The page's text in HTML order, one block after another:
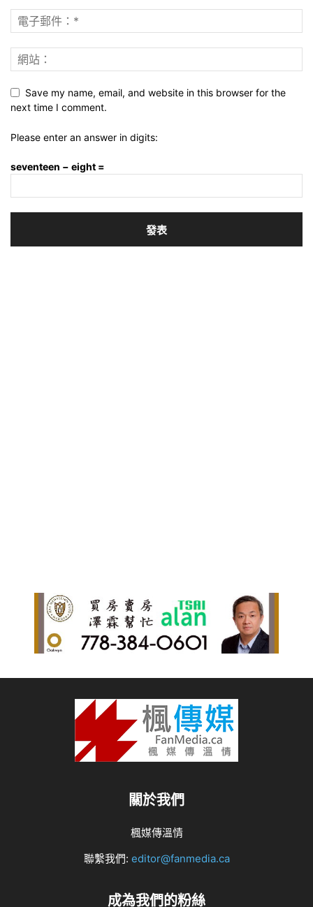
Save my name, email, and website in this browser for the
next time I comment.
Please enter an answer in digits:
seventeen − eight =
關於我們
楓媒傳溫情
聯繫我們: editor@fanmedia.ca
成為我們的粉絲